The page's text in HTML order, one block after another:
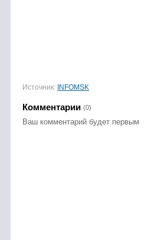
Источник: INFOMSK
Комментарии (0)
Ваш комментарий будет первым